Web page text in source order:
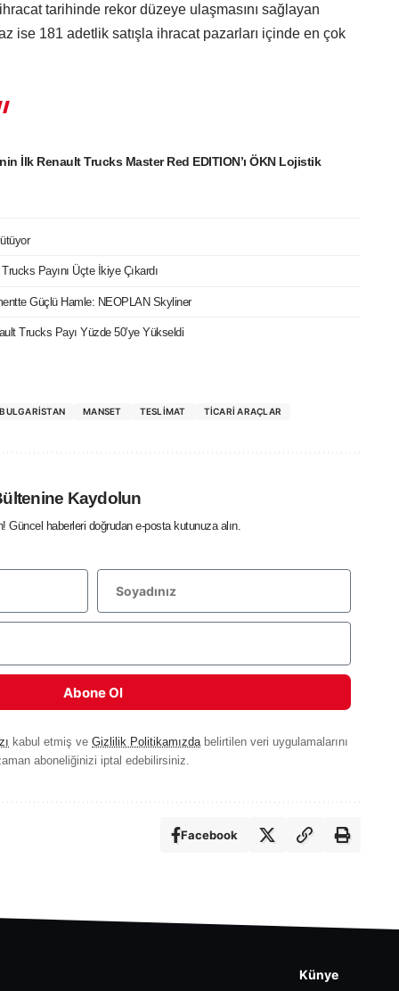
tarihinde rekor düzeye ulaşmasını sağlayan
ise 181 adetlik satışla ihracat pazarları içinde en çok
İlk Renault Trucks Master Red EDITION’ı ÖKN Lojistik
Payını Üçte İkiye Çıkardı
Güçlü Hamle: NEOPLAN Skyliner
Trucks Payı Yüzde 50’ye Yükseldi
BULGARISTAN MANSET TESLIMAT TICARI ARAÇLAR
Kaydolun
Güncel haberleri doğrudan e-posta kutunuza alın.
Abone Ol
kabul etmiş ve Gizlilik Politikamızdabelirtilen veri uygulamalarını
aboneliğinizi iptal edebilirsiniz.
Facebook
Künye